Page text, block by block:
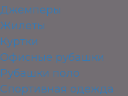
Джемперы
Жилеты
Куртки
Офисные рубашки
Рубашки поло
Спортивная одежда